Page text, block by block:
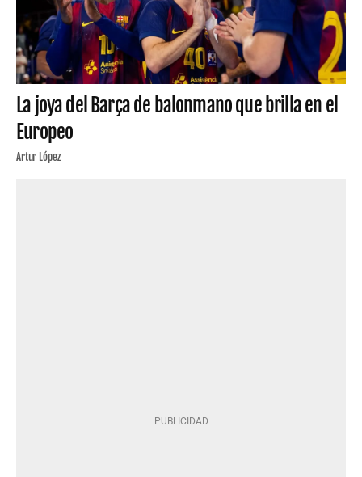
La joya del Barça de balonmano que brilla en el
Europeo
Artur López